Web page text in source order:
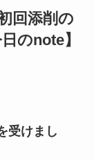
回添削の
のnote】
受けまし